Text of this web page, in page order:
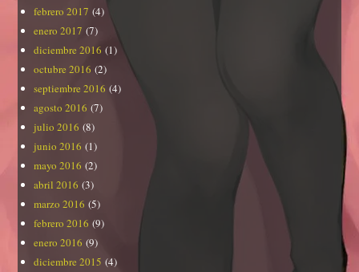
febrero 2017 (4)
enero 2017 (7)
diciembre 2016 (1)
octubre 2016 (2)
septiembre 2016 (4)
agosto 2016 (7)
julio 2016 (8)
junio 2016 (1)
mayo 2016 (2)
abril 2016 (3)
marzo 2016 (5)
febrero 2016 (9)
enero 2016 (9)
diciembre 2015 (4)